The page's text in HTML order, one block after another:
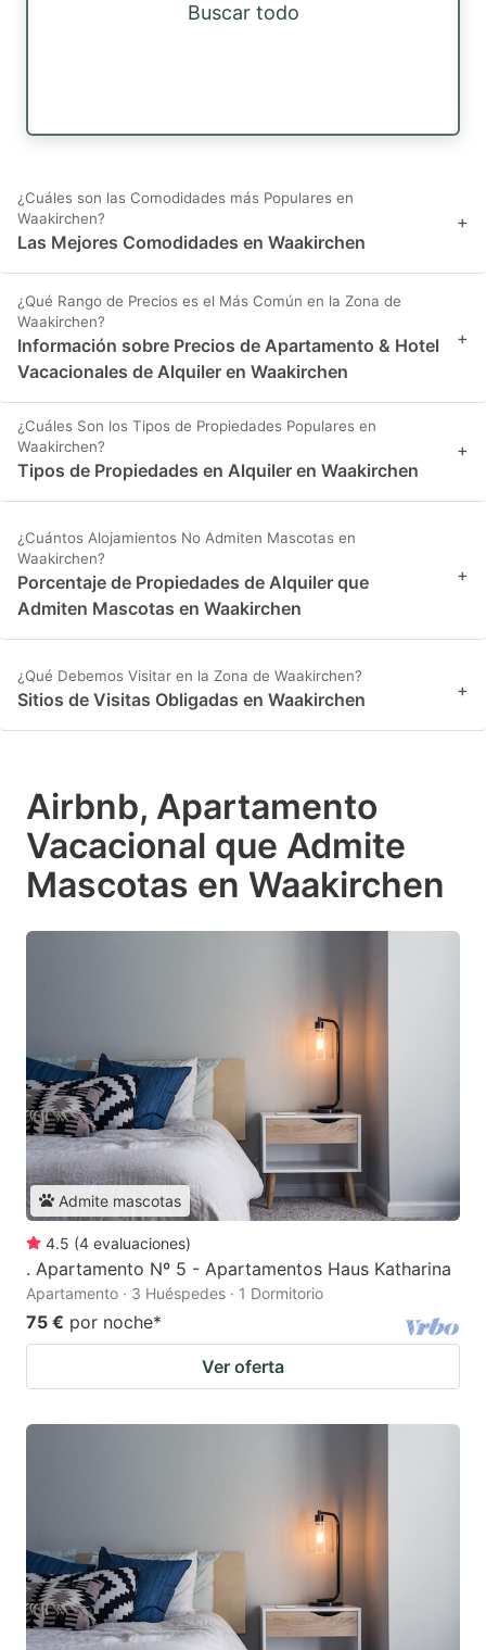
Buscar todo
¿Cuáles son las Comodidades más Populares en
Waakirchen?
Las Mejores Comodidades en Waakirchen
+
¿Qué Rango de Precios es el Más Común en la Zona de
Waakirchen?
Información sobre Precios de Apartamento & Hotel
Vacacionales de Alquiler en Waakirchen
+
¿Cuáles Son los Tipos de Propiedades Populares en
Waakirchen?
Tipos de Propiedades en Alquiler en Waakirchen
+
¿Cuántos Alojamientos No Admiten Mascotas en
Waakirchen?
Porcentaje de Propiedades de Alquiler que
Admiten Mascotas en Waakirchen
+
¿Qué Debemos Visitar en la Zona de Waakirchen?
Sitios de Visitas Obligadas en Waakirchen +
Airbnb, Apartamento
Vacacional que Admite
Mascotas en Waakirchen
Admite mascotas
4.5 (4 evaluaciones)
. Apartamento Nº 5 - Apartamentos Haus Katharina
Apartamento · 3 Huéspedes · 1 Dormitorio
75 € por noche*
Ver oferta